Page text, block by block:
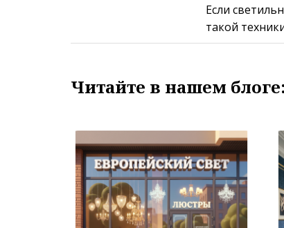
Если
такой
Читайте в нашем блоге: